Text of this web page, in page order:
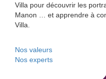
Villa pour découvrir les
Manon … et apprendre à
Villa.
Nos valeurs
Nos experts